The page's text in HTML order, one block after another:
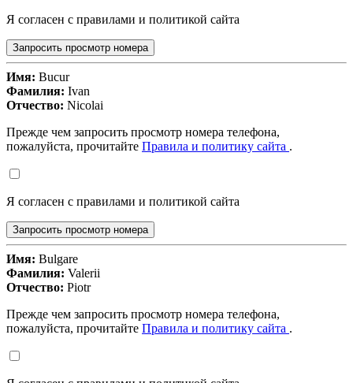
Я согласен с правилами и политикой сайта
Запросить просмотр номера
Имя: Bucur
Фамилия: Ivan
Отчество: Nicolai
Прежде чем запросить просмотр номера телефона,
пожалуйста, прочитайте Правила и политику сайта .
Я согласен с правилами и политикой сайта
Запросить просмотр номера
Имя: Bulgare
Фамилия: Valerii
Отчество: Piotr
Прежде чем запросить просмотр номера телефона,
пожалуйста, прочитайте Правила и политику сайта .